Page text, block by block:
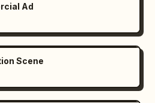
Ad
Scene